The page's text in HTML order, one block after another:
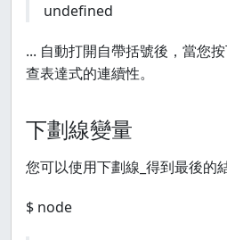
undefined
... 自動打開自帶括號後，當您
查表達式的連續性。
下劃線變量
您可以使用下劃線_得到最後的
$ node